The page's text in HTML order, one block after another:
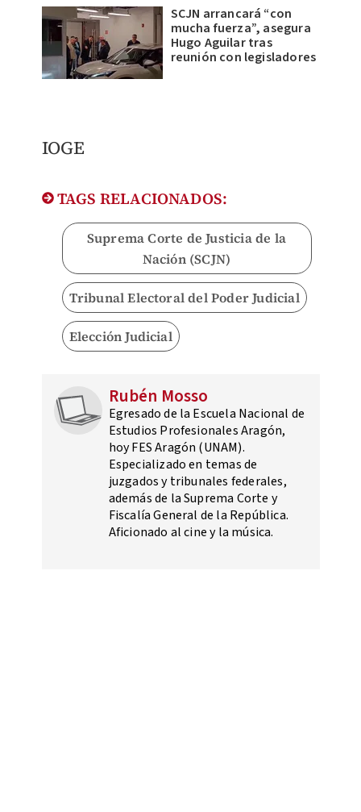
SCJN arrancará “con
mucha fuerza”, asegura
Hugo Aguilar tras
reunión con legisladores
IOGE
TAGS RELACIONADOS:
Suprema Corte de Justicia de la
Nación (SCJN)
Tribunal Electoral del Poder Judicial
Elección Judicial
Rubén Mosso
Egresado de la Escuela Nacional de
Estudios Profesionales Aragón,
hoy FES Aragón (UNAM).
Especializado en temas de
juzgados y tribunales federales,
además de la Suprema Corte y
Fiscalía General de la República.
Aficionado al cine y la música.